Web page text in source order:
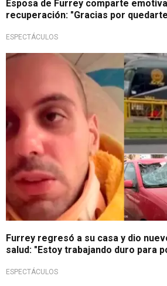
Esposa de Furrey comparte
recuperación: "Gracias por
ESPECTÁCULOS
Luego de accidente
Furrey regresó a su casa y dio
salud: "Estoy trabajando duro para
ESPECTÁCULOS